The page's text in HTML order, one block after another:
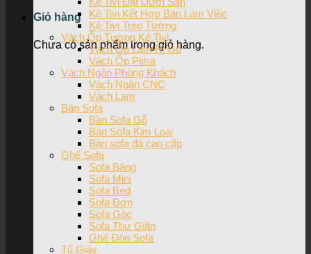
Giỏ hàng
Chưa có sản phẩm trong giỏ hàng.
Kệ Tivi Kết Hợp Bàn Làm Việc
Kệ Tivi Treo Tường
Vách Ốp Tường Kệ Tivi
Vách Ốp Lam Ri Gỗ
Vách Ốp Pima
Vách Ngăn Phòng Khách
Vách Ngăn CNC
Vách Lam
Bàn Sofa
Bàn Sofa Gỗ
Bàn Sofa Kim Loại
Bàn sofa đá cao cấp
Ghế Sofa
Sofa Băng
Sofa Mini
Sofa Bed
Sofa Đơn
Sofa Góc
Sofa Thư Giãn
Ghế Đôn Sofa
Tủ Giày